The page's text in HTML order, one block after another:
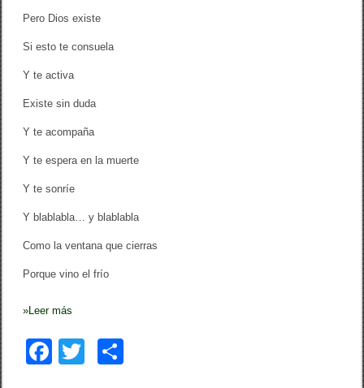
Pero Dios existe
Si esto te consuela
Y te activa
Existe sin duda
Y te acompaña
Y te espera en la muerte
Y te sonríe
Y blablabla… y blablabla
Como la ventana que cierras
Porque vino el frío
»Leer más
F